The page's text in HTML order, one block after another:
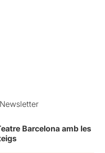
Barcelona amb les